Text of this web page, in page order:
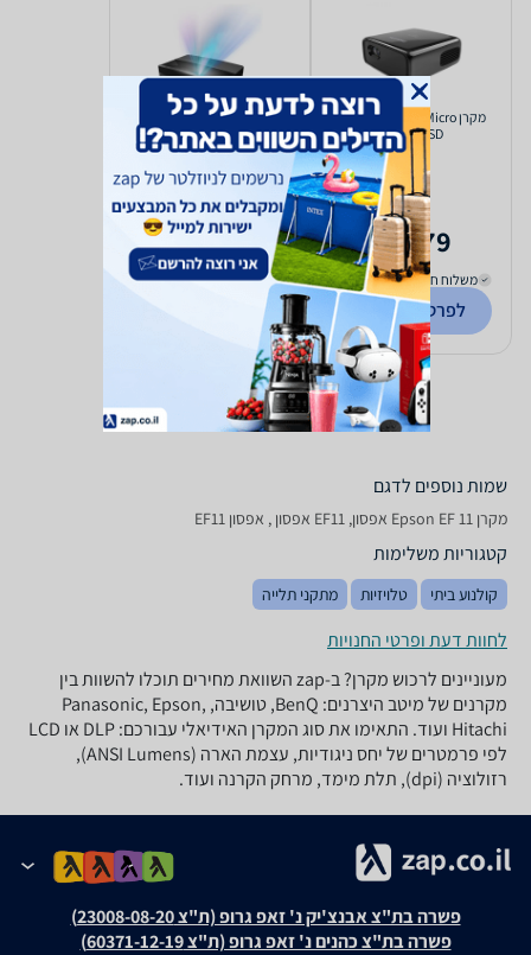
מקרן Philips PicoPix Micro
PPX320 SD
1,479
₪
משלוח חינם
לפרטים נוספים
מקרן Philips Screeneo U5
SCN550/INT
החל מ-15,965
₪
שמות נוספים לדגם
מקרן Epson EF 11 אפסון, EF11 אפסון , אפסון EF11
קטגוריות משלימות
קולנוע ביתי טלויזיות מתקני תלייה
לחוות דעת ופרטי החנויות
מעוניינים לרכוש מקרן? ב-zap השוואת מחירים תוכלו להשוות בין
מקרנים של מיטב היצרנים: BenQ, טושיבה, Panasonic, Epson,
Hitachi ועוד. התאימו את סוג המקרן האידיאלי עבורכם: DLP או LCD
לפי פרמטרים של יחס ניגודיות, עצמת הארה (ANSI Lumens),
רזולוציה (dpi), תלת מימד, מרחק הקרנה ועוד.
פשרה בת"צ אבנצ'יק נ' זאפ גרופ (ת"צ 23008-08-20)
פשרה בת"צ כהנים נ' זאפ גרופ (ת"צ 60371-12-19)